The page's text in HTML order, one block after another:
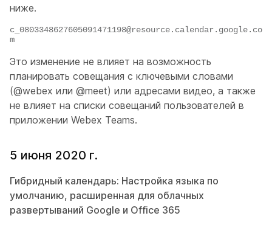
ниже.
c_0803348627605091471198@resource.calendar.google.co
m
Это изменение не влияет на возможность
планировать совещания с ключевыми словами
(@webex или @meet) или адресами видео, а также
не влияет на списки совещаний пользователей в
приложении Webex Teams.
5 июня 2020 г.
Гибридный календарь: Настройка языка по
умолчанию, расширенная для облачных
развертываний Google и Office 365